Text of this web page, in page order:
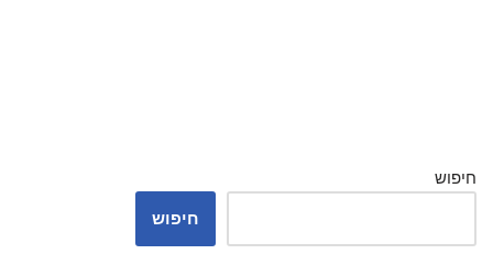
חיפוש
חיפוש